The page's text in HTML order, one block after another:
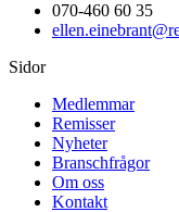
070-460 60 35
Sidor
Medlemmar
Remisser
Nyheter
Branschfrågor
Om oss
Kontakt